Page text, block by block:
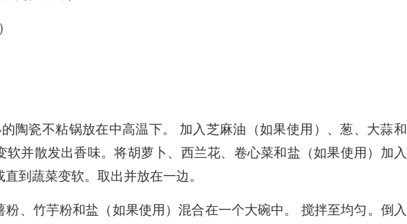
陶瓷不粘锅放在中高温下。 加入芝麻油（如果使用）、葱、大蒜和
软并散发出香味。将胡萝卜、西兰花、卷心菜和盐（如果使用）加入
到蔬菜变软。取出并放在一边。
粉、竹芋粉和盐（如果使用）混合在一个大碗中。 搅拌至均匀。倒入